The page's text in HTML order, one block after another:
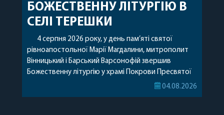
БОЖЕСТВЕННУ ЛІТУРГІЮ В
СЕЛІ ТЕРЕШКИ
4 серпня 2026 року, у день пам’яті святої
рівноапостольної Марії Магдалини, митрополит
Вінницький і Барський Варсонофій звершив
Божественну літургію у храмі Покрови Пресвятої
Богородиці села Терешки Барського благочиння.
04.08.2026